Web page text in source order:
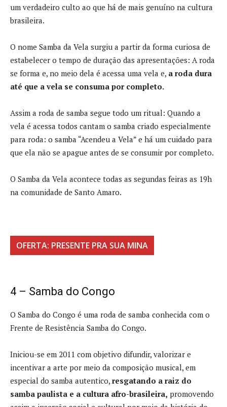
um verdadeiro culto ao que há de mais genuíno na cultura
brasileira.
O nome Samba da Vela surgiu a partir da forma curiosa de
estabelecer o tempo de duração das apresentações: A roda
se forma e, no meio dela é acessa uma vela e, a roda dura
até que a vela se consuma por completo.
Assim a roda de samba segue todo um ritual: Quando a
vela é acessa todos cantam o samba criado especialmente
para roda: o samba “Acendeu a Vela” e há um cuidado para
que ela não se apague antes de se consumir por completo.
O Samba da Vela acontece todas as segundas feiras as 19h
na comunidade de Santo Amaro.
OFERTA: PRESENTE PRA SUA MINA
4 – Samba do Congo
O Samba do Congo é uma roda de samba conhecida com o
Frente de Resistência Samba do Congo.
Iniciou-se em 2011 com objetivo difundir, valorizar e
incentivar a arte por meio da composição musical, em
especial do samba autentico, resgatando a raiz do
samba paulista e a cultura afro-brasileira, promovendo